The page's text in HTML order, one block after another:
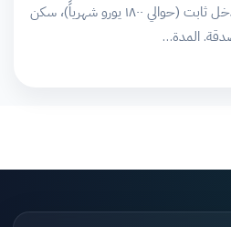
لم الشمل في بلجيكا يتطلب دخل ثابت (حوالي ١٨٠٠ يورو شهرياً)، سكن
المدة…